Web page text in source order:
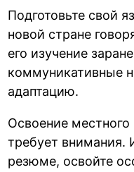
Подготовьте свой
новой стране
его изучение
коммуникативные
адаптацию.
Освоение
требует внимания.
резюме, освойте